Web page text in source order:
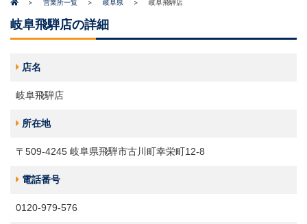
営業所一覧 岐阜県 岐阜飛騨店
岐阜飛騨店の詳細
店名
岐阜飛騨店
所在地
〒509-4245 岐阜県飛騨市古川町幸栄町12-8
電話番号
0120-979-576